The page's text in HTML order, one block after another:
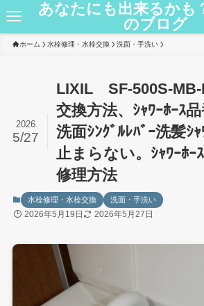
あなたにも出来るかも
のブログ
ホーム 水栓修理・水栓交換 洗面・手洗い
LIXIL SF-500S-MB-
交換方法、ｼｬﾜｰﾎｰｽ品
洗面ｼﾝｸﾞﾙﾚﾊﾞｰ洗髪ｼ
止まらない。ｼｬﾜｰﾎｰ
修理方法
2026
5/27
水栓修理・水栓交換 洗面・手洗い
2026年5月19日 2026年5月27日